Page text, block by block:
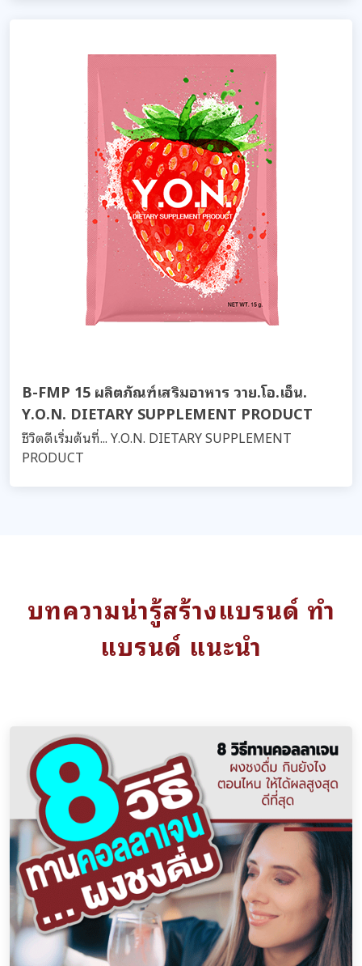
B-FMP 15 ผลิตภัณฑ์เสริมอาหาร วาย.โอ.เอ็น.
Y.O.N. DIETARY SUPPLEMENT PRODUCT
ชีวิตดีเริ่มต้นที่... Y.O.N. DIETARY SUPPLEMENT
PRODUCT
บทความน่ารู้สร้างแบรนด์ ทำ
แบรนด์ แนะนำ